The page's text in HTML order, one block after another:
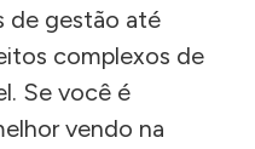
de gestão até
complexos de
Se você é
vendo na